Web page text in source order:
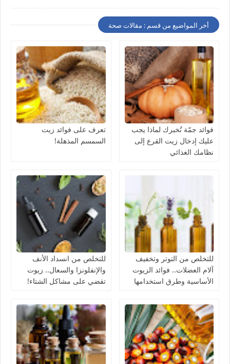
أخر المواضيع من قسم : مقالات صحة
فوائد جمّة تُخبرك لماذا يجب
عليك إدخال زيت القرع إلى
نظامك الغذائي
تعرف على فوائد زيت
السمسم المذهلة!
للتخلص من التوتر وتخفيف
آلام العضلات.. فوائد الزيوت
الأساسية وطرق استخدامها
للتخلص من انسداد الأنف
والإنفلونزا والسعال.. زيوت
تقضي على مشاكل الشتاء!